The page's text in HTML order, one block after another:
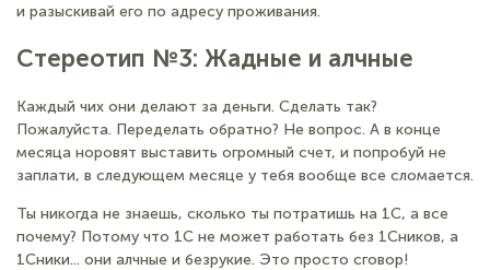
и разыскивай его по адресу проживания.
Стереотип №3: Жадные и алчные
Каждый чих они делают за деньги. Сделать так?
Пожалуйста. Переделать обратно? Не вопрос. А в конце
месяца норовят выставить огромный счет, и попробуй не
заплати, в следующем месяце у тебя вообще все сломается.
Ты никогда не знаешь, сколько ты потратишь на 1С, а все
почему? Потому что 1С не может работать без 1Сников, а
1Сники... они алчные и безрукие. Это просто сговор!